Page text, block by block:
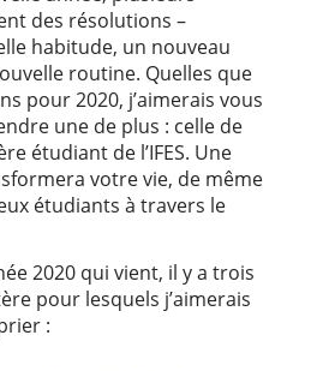
des résolutions –
habitude, un nouveau
routine. Quelles que
pour 2020, j’aimerais vous
une de plus : celle de
étudiant de l’IFES. Une
votre vie, de même
étudiants à travers le
2020 qui vient, il y a trois
pour lesquels j’aimerais
: